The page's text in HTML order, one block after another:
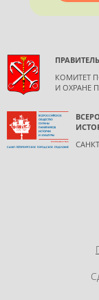
КОМИТЕТ
И ОХРАНЕ